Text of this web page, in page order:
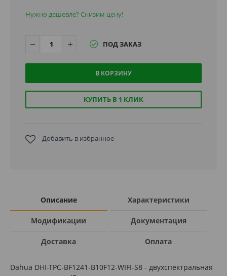
Нужно дешевле? Снизим цену!
ПОД ЗАКАЗ
В КОРЗИНУ
КУПИТЬ В 1 КЛИК
Добавить в избранное
Описание Характеристики
Модификации Документация
Доставка Оплата
Dahua DHI-TPC-BF1241-B10F12-WIFI-S8 - двухспектральная